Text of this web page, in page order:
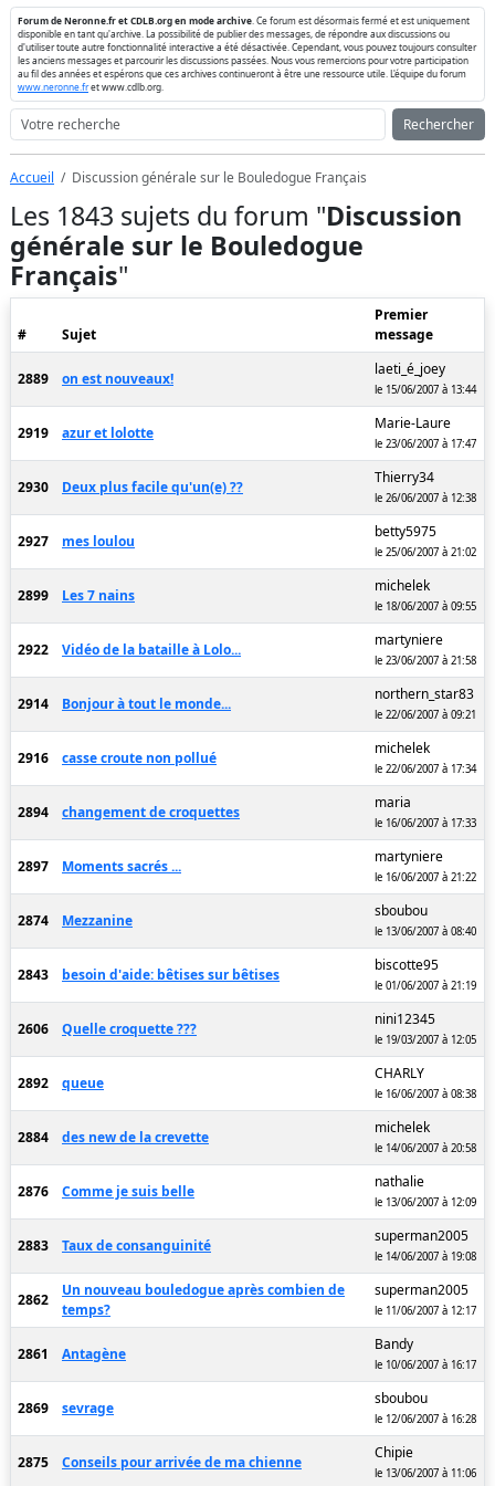
Forum de Neronne.fr et CDLB.org en mode archive . Ce forum est désormais fermé et est uniquement
disponible en tant qu'archive. La possibilité de publier des messages, de répondre aux discussions ou
d'utiliser toute autre fonctionnalité interactive a été désactivée. Cependant, vous pouvez toujours consulter
les anciens messages et parcourir les discussions passées. Nous vous remercions pour votre participation
au fil des années et espérons que ces archives continueront à être une ressource utile. L'équipe du forum
www.neronne.fret www.cdlb.org.
Rechercher
Accueil Discussion générale sur le Bouledogue Français
Les 1843 sujets du forum "Discussion
générale sur le Bouledogue
Français"
# Sujet
Premier
message
2889 on est nouveaux!
laeti_é_joey
le 15/06/2007 à 13:44
2919 azur et lolotte
Marie-Laure
le 23/06/2007 à 17:47
2930 Deux plus facile qu'un(e) ??
Thierry34
le 26/06/2007 à 12:38
2927 mes loulou
betty5975
le 25/06/2007 à 21:02
2899 Les 7 nains
michelek
le 18/06/2007 à 09:55
2922 Vidéo de la bataille à Lolo...
martyniere
le 23/06/2007 à 21:58
2914 Bonjour à tout le monde...
northern_star83
le 22/06/2007 à 09:21
2916 casse croute non pollué
michelek
le 22/06/2007 à 17:34
2894 changement de croquettes
maria
le 16/06/2007 à 17:33
2897 Moments sacrés ...
martyniere
le 16/06/2007 à 21:22
2874 Mezzanine
sboubou
le 13/06/2007 à 08:40
2843 besoin d'aide: bêtises sur bêtises
biscotte95
le 01/06/2007 à 21:19
2606 Quelle croquette ???
nini12345
le 19/03/2007 à 12:05
2892 queue
CHARLY
le 16/06/2007 à 08:38
2884 des new de la crevette
michelek
le 14/06/2007 à 20:58
2876 Comme je suis belle
nathalie
le 13/06/2007 à 12:09
2883 Taux de consanguinité
superman2005
le 14/06/2007 à 19:08
2862
Un nouveau bouledogue après combien de
temps?
superman2005
le 11/06/2007 à 12:17
2861 Antagène
Bandy
le 10/06/2007 à 16:17
2869 sevrage
sboubou
le 12/06/2007 à 16:28
2875 Conseils pour arrivée de ma chienne
Chipie
le 13/06/2007 à 11:06